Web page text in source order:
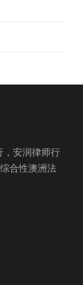
，安润律师行
合性澳洲法